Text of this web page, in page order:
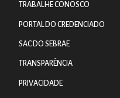
TRABALHE CONOSCO
PORTAL DO CREDENCIADO
SAC DO SEBRAE
TRANSPARÊNCIA
PRIVACIDADE